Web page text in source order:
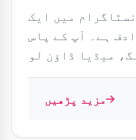
میں ایک
ہے۔ آپ کے پاس
مزید پڑھیں